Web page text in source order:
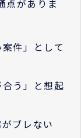
点がありま
件」として
う」と想起
ブレない